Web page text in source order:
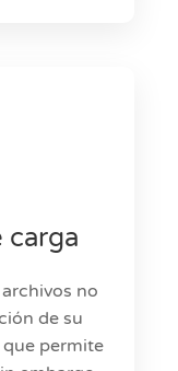
carga
no
de su
permite